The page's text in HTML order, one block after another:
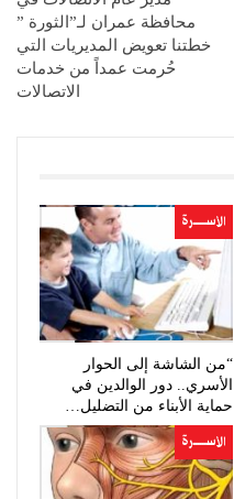
محافظة عمران لـ”الثورة ”
خطتنا تعويض المديريات التي
حُرمت عمداً من خدمات
الاتصالات
الأســــــرة
“من الشاشة إلى الحوار
الأسري.. دور الوالدين في
حماية الأبناء من التضليل…
الأســــــرة